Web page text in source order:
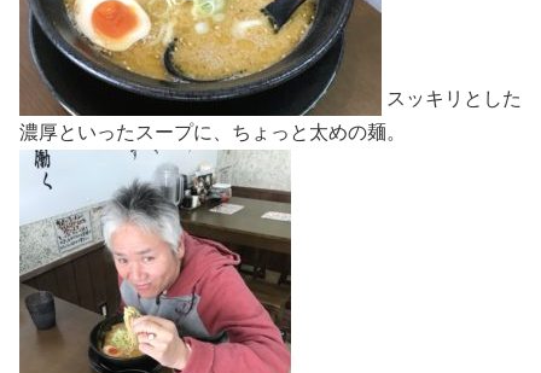
スッキリとした
濃厚といったスープに、ちょっと太めの麺。